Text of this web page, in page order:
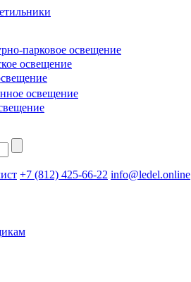
парковое освещение
освещение
освещение
+7 (812) 425-66-22 info@ledel.online